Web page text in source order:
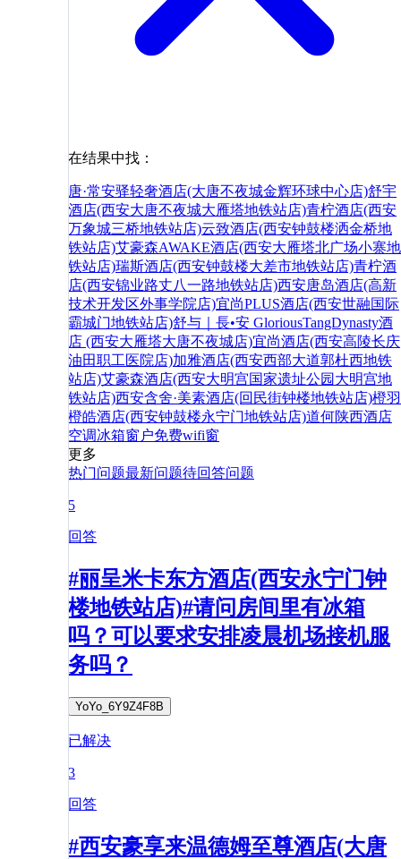
在结果中找：
唐·常安驿轻奢酒店(大唐不夜城金辉环球中心店)舒宇
酒店(西安大唐不夜城大雁塔地铁站店)青柠酒店(西安
万象城三桥地铁站店)云致酒店(西安钟鼓楼洒金桥地
铁站店)艾豪森AWAKE酒店(西安大雁塔北广场小寨地
铁站店)瑞斯酒店(西安钟鼓楼大差市地铁站店)青柠酒
店(西安锦业路丈八一路地铁站店)西安唐岛酒店(高新
技术开发区外事学院店)宜尚PLUS酒店(西安世融国际
霸城门地铁站店)舒与｜長•安 GloriousTangDynasty酒
店 (西安大雁塔大唐不夜城店)宜尚酒店(西安高陵长庆
油田职工医院店)加雅酒店(西安西部大道郭杜西地铁
站店)艾豪森酒店(西安大明宫国家遗址公园大明宫地
铁站店)西安含舍·美素酒店(回民街钟楼地铁站店)橙羽
橙皓酒店(西安钟鼓楼永宁门地铁站店)道何陕西酒店
空调冰箱窗户免费wifi窗
更多
热门问题最新问题待回答问题
5
回答
#丽呈米卡东方酒店(西安永宁门钟
楼地铁站店)#请问房间里有冰箱
吗？可以要求安排凌晨机场接机服
务吗？
YoYo_6Y9Z4F8B
已解决
3
回答
#西安豪享来温德姆至尊酒店(大唐